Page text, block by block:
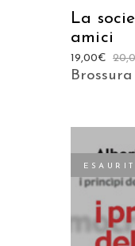
La
amici
19,00€
Brossura